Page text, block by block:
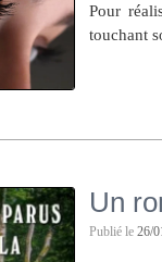
Pour
touchant
Un
Publié le26/